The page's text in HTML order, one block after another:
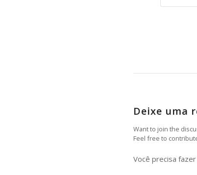
Deixe uma
Want to join the
Feel free to
Você precisa